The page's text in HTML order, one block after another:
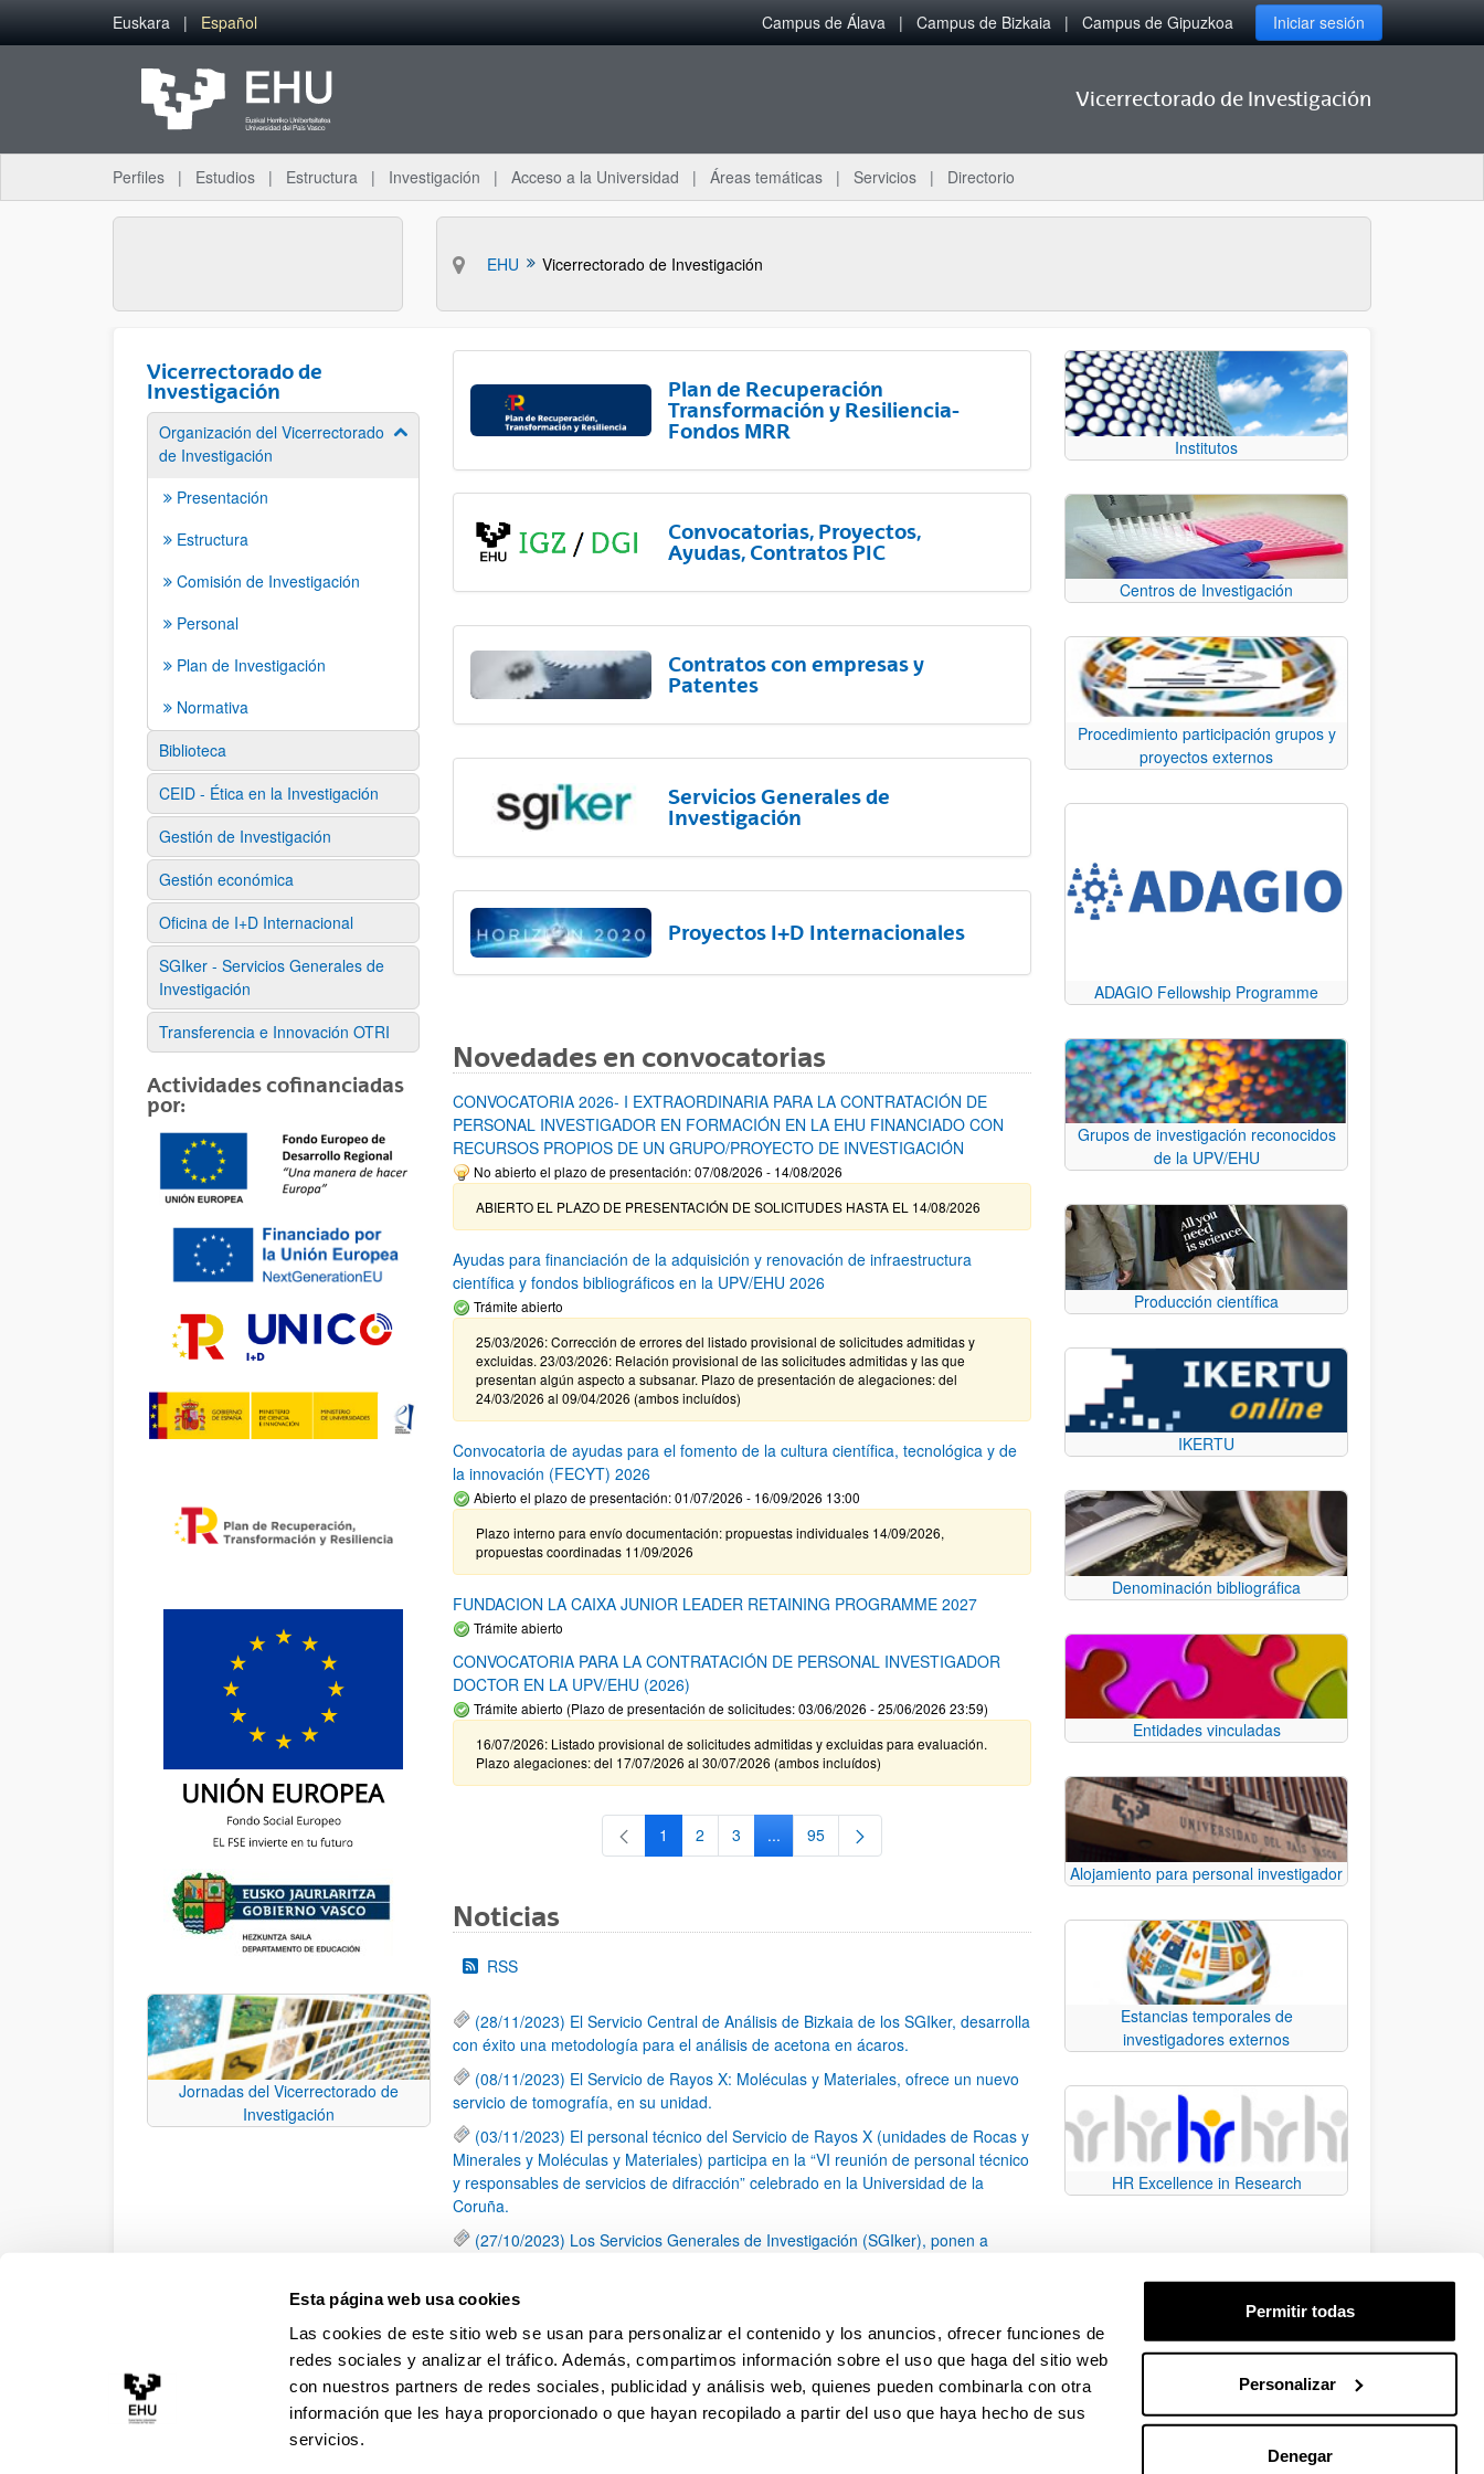
Esta página web usa cookies
Las cookies de este sitio web se usan para personalizar el contenido y los anuncios, ofrecer funciones de
redes sociales y analizar el tráfico. Además, compartimos información sobre el uso que haga del sitio web
con nuestros partners de redes sociales, publicidad y análisis web, quienes pueden combinarla con otra
información que les haya proporcionado o que hayan recopilado a partir del uso que haya hecho de sus
servicios.
Permitir todas
Personalizar
Denegar
Saltar al contenido principal
Euskara Español Campus de Álava Campus de Bizkaia Campus de Gipuzkoa Iniciar sesión
Vicerrectorado de Investigación
Perfiles Estudios Estructura Investigación Acceso a la Universidad Áreas temáticas Servicios Directorio
EHU Vicerrectorado de Investigación
Vicerrectorado de
Investigación
Organización del Vicerrectorado
de Investigación
Mostrar/ocultar subpáginas
Presentación
Estructura
Comisión de Investigación
Personal
Plan de Investigación
Normativa
Biblioteca
CEID - Ética en la Investigación
Gestión de Investigación
Gestión económica
Oficina de I+D Internacional
SGIker - Servicios Generales de
Investigación
Transferencia e Innovación OTRI
Actividades cofinanciadas
por:
Jornadas del Vicerrectorado de
Investigación
Plan de Recuperación
Transformación y Resiliencia-
Fondos MRR
Convocatorias, Proyectos,
Ayudas, Contratos PIC
Contratos con empresas y
Patentes
Servicios Generales de
Investigación
Proyectos I+D Internacionales
Novedades en convocatorias
CONVOCATORIA 2026- I EXTRAORDINARIA PARA LA CONTRATACIÓN DE
PERSONAL INVESTIGADOR EN FORMACIÓN EN LA EHU FINANCIADO CON
RECURSOS PROPIOS DE UN GRUPO/PROYECTO DE INVESTIGACIÓN
No abierto el plazo de presentación: 07/08/2026 - 14/08/2026
ABIERTO EL PLAZO DE PRESENTACIÓN DE SOLICITUDES HASTA EL 14/08/2026
Ayudas para financiación de la adquisición y renovación de infraestructura
científica y fondos bibliográficos en la UPV/EHU 2026
Trámite abierto
25/03/2026: Corrección de errores del listado provisional de solicitudes admitidas y
excluidas. 23/03/2026: Relación provisional de las solicitudes admitidas y las que
presentan algún aspecto a subsanar. Plazo de presentación de alegaciones: del
24/03/2026 al 09/04/2026 (ambos incluídos)
Convocatoria de ayudas para el fomento de la cultura científica, tecnológica y de
la innovación (FECYT) 2026
Abierto el plazo de presentación: 01/07/2026 - 16/09/2026 13:00
Plazo interno para envío documentación: propuestas individuales 14/09/2026,
propuestas coordinadas 11/09/2026
FUNDACION LA CAIXA JUNIOR LEADER RETAINING PROGRAMME 2027
Trámite abierto
CONVOCATORIA PARA LA CONTRATACIÓN DE PERSONAL INVESTIGADOR
DOCTOR EN LA UPV/EHU (2026)
Trámite abierto (Plazo de presentación de solicitudes: 03/06/2026 - 25/06/2026 23:59)
16/07/2026: Listado provisional de solicitudes admitidas y excluidas para evaluación.
Plazo alegaciones: del 17/07/2026 al 30/07/2026 (ambos incluídos)
Página
1 Página
2 Página
3 ...Páginas intermedias Use TAB para desplazarse.
Página
95
Noticias
RSS
(28/11/2023) El Servicio Central de Análisis de Bizkaia de los SGIker, desarrolla
con éxito una metodología para el análisis de acetona en ácaros.
(08/11/2023) El Servicio de Rayos X: Moléculas y Materiales, ofrece un nuevo
servicio de tomografía, en su unidad.
(03/11/2023) El personal técnico del Servicio de Rayos X (unidades de Rocas y
Minerales y Moléculas y Materiales) participa en la “VI reunión de personal técnico
y responsables de servicios de difracción” celebrado en la Universidad de la
Coruña.
(27/10/2023) Los Servicios Generales de Investigación (SGIker), ponen a
Movilidad Internacional CERU On the Move
Página
1 ...Páginas intermedias Use TAB para desplazarse.
Página
4 Página
5 Página
6 ...
Páginas intermedias Use TAB para desplazarse.
Página
79
Institutos
Centros de Investigación
Procedimiento participación grupos y
proyectos externos
ADAGIO Fellowship Programme
Grupos de investigación reconocidos
de la UPV/EHU
Producción científica
IKERTU
Denominación bibliográfica
Entidades vinculadas
Alojamiento para personal investigador
Estancias temporales de
investigadores externos
HR Excellence in Research